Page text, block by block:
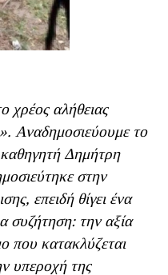
χρέος αλήθειας
Αναδημοσιεύουμε το
Δημήτρη
στην
επειδή θίγει ένα
συζήτηση: την αξία
που κατακλύζεται
υπεροχή της